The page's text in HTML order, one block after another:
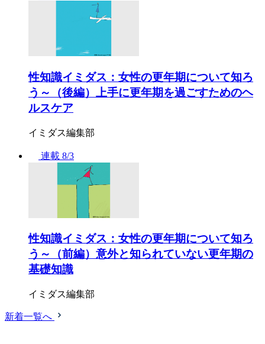
性知識イミダス：女性の更年期について知ろ
う～（後編）上手に更年期を過ごすためのヘ
ルスケア
イミダス編集部
連載 8/3
性知識イミダス：女性の更年期について知ろ
う～（前編）意外と知られていない更年期の
基礎知識
イミダス編集部
新着一覧へ